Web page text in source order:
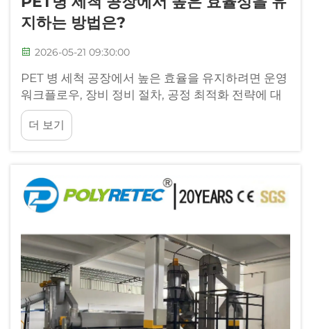
지하는 방법은?
2026-05-21 09:30:00
PET 병 세척 공장에서 높은 효율을 유지하려면 운영
워크플로우, 장비 정비 절차, 공정 최적화 전략에 대
한 종합적인 이해가 필요하다. 전 세계적으로 재활용
수요가 증가함에 따라 오염물질...
더 보기